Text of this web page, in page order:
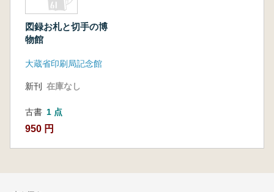
図録お札と切手の博
物館
大蔵省印刷局記念館
新刊 在庫なし
古書 1 点
950 円